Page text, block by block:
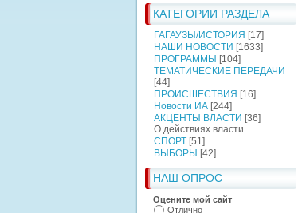
КАТЕГОРИИ РАЗДЕЛА
ГАГАУЗЫ/ИСТОРИЯ [17]
НАШИ НОВОСТИ [1633]
ПРОГРАММЫ [104]
ТЕМАТИЧЕСКИЕ ПЕРЕДАЧИ
[44]
ПРОИСШЕСТВИЯ [16]
Новости ИА [244]
АКЦЕНТЫ ВЛАСТИ [36]
О действиях власти.
СПОРТ [51]
ВЫБОРЫ [42]
НАШ ОПРОС
Оцените мой сайт
Отлично